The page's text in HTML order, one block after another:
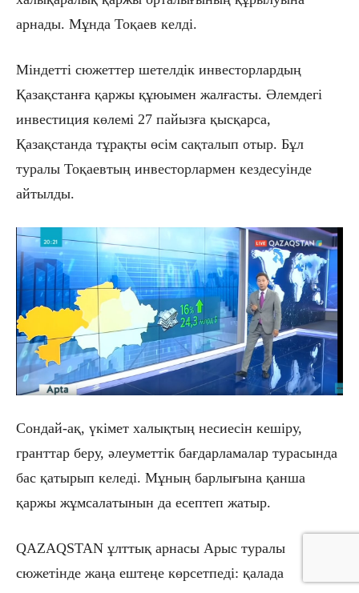
арнады. Мұнда Тоқаев келді.
Міндетті сюжеттер шетелдік инвесторлардың
Қазақстанға қаржы құюымен жалғасты. Әлемдегі
инвестиция көлемі 27 пайызға қысқарса,
Қазақстанда тұрақты өсім сақталып отыр. Бұл
туралы Тоқаевтың инвесторлармен кездесуінде
айтылды.
Сондай-ақ, үкімет халықтың несиесін кешіру,
гранттар беру, әлеуметтік бағдарламалар турасында
бас қатырып келеді. Мұның барлығына қанша
қаржы жұмсалатынын да есептеп жатыр.
QAZAQSTAN ұлттық арнасы Арыс туралы
сюжетінде жаңа ештеңе көрсетпеді: қалада